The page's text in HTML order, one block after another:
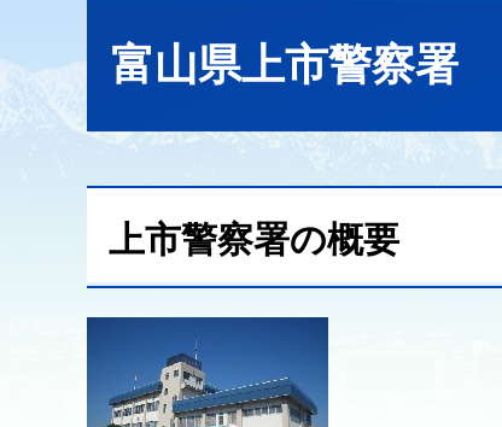
富山県上市警察署
上市警察署の概要